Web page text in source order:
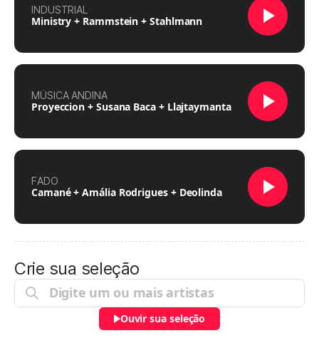
INDUSTRIAL
Ministry + Rammstein + Stahlmann
MÚSICA ANDINA
Proyeccion + Susana Baca + Llajtaymanta
FADO
Camané + Amália Rodrigues + Deolinda
Crie sua seleção
Ouvir sua seleção